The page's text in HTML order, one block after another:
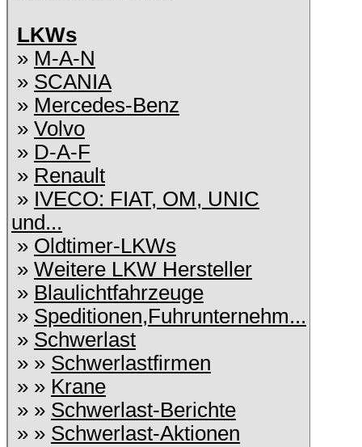
LKWs
» M-A-N
» SCANIA
» Mercedes-Benz
» Volvo
» D-A-F
» Renault
» IVECO: FIAT, OM, UNIC
und...
» Oldtimer-LKWs
» Weitere LKW Hersteller
» Blaulichtfahrzeuge
» Speditionen,Fuhrunternehm...
» Schwerlast
» » Schwerlastfirmen
» » Krane
» » Schwerlast-Berichte
» » Schwerlast-Aktionen